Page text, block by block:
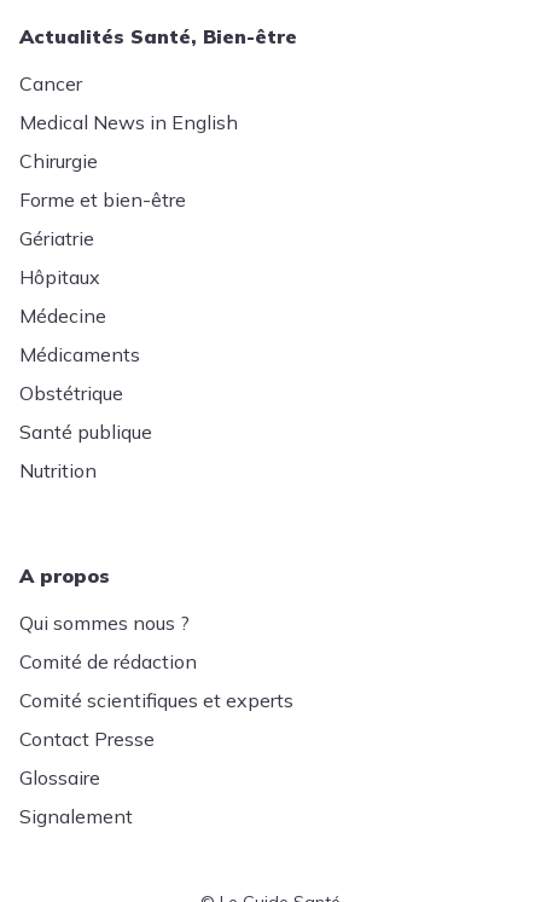
Actualités Santé, Bien-être
Cancer
Medical News in English
Chirurgie
Forme et bien-être
Gériatrie
Hôpitaux
Médecine
Médicaments
Obstétrique
Santé publique
Nutrition
A propos
Qui sommes nous ?
Comité de rédaction
Comité scientifiques et experts
Contact Presse
Glossaire
Signalement